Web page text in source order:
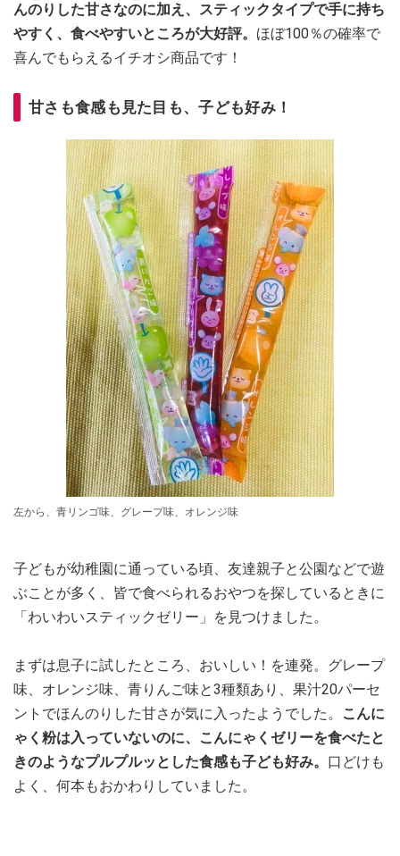
んのりした甘さなのに加え、スティックタイプで手に持ち
やすく、食べやすいところが大好評。 ほぼ100％の確率で
喜んでもらえるイチオシ商品です！
甘さも食感も見た目も、子ども好み！
左から、青リンゴ味、グレープ味、オレンジ味
子どもが幼稚園に通っている頃、友達親子と公園などで遊
ぶことが多く、皆で食べられるおやつを探しているときに
「わいわいスティックゼリー」を見つけました。
まずは息子に試したところ、おいしい！を連発。グレープ
味、オレンジ味、青りんご味と3種類あり、果汁20パーセ
ントでほんのりした甘さが気に入ったようでした。
こんに
ゃく粉は入っていないのに、こんにゃくゼリーを食べたと
きのようなプルプルッとした食感も子ども好み。 口どけも
よく、何本もおかわりしていました。